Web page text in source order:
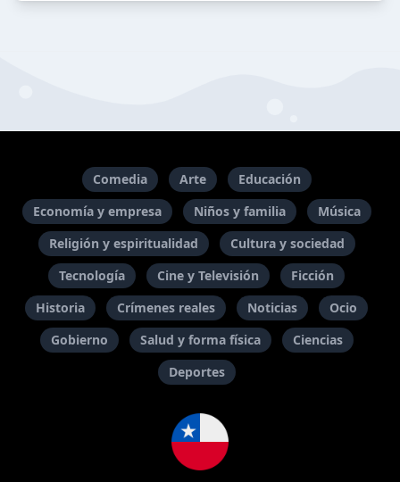
Comedia Arte
Educación
Economía y empresa
Niños y familia
Música
Religión y espiritualidad
Cultura y sociedad
Tecnología
Cine y Televisión
Ficción
Historia
Crímenes reales Noticias
Ocio
Gobierno
Salud y forma física
Ciencias
Deportes